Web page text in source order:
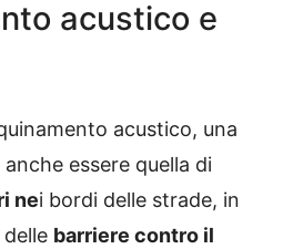
acustico e
acustico, una
essere quella di
nei bordi delle strade, in
barriere contro il